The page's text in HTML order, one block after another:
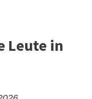
Leute in